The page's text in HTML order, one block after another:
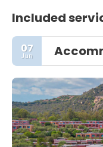
Included
07
Jun